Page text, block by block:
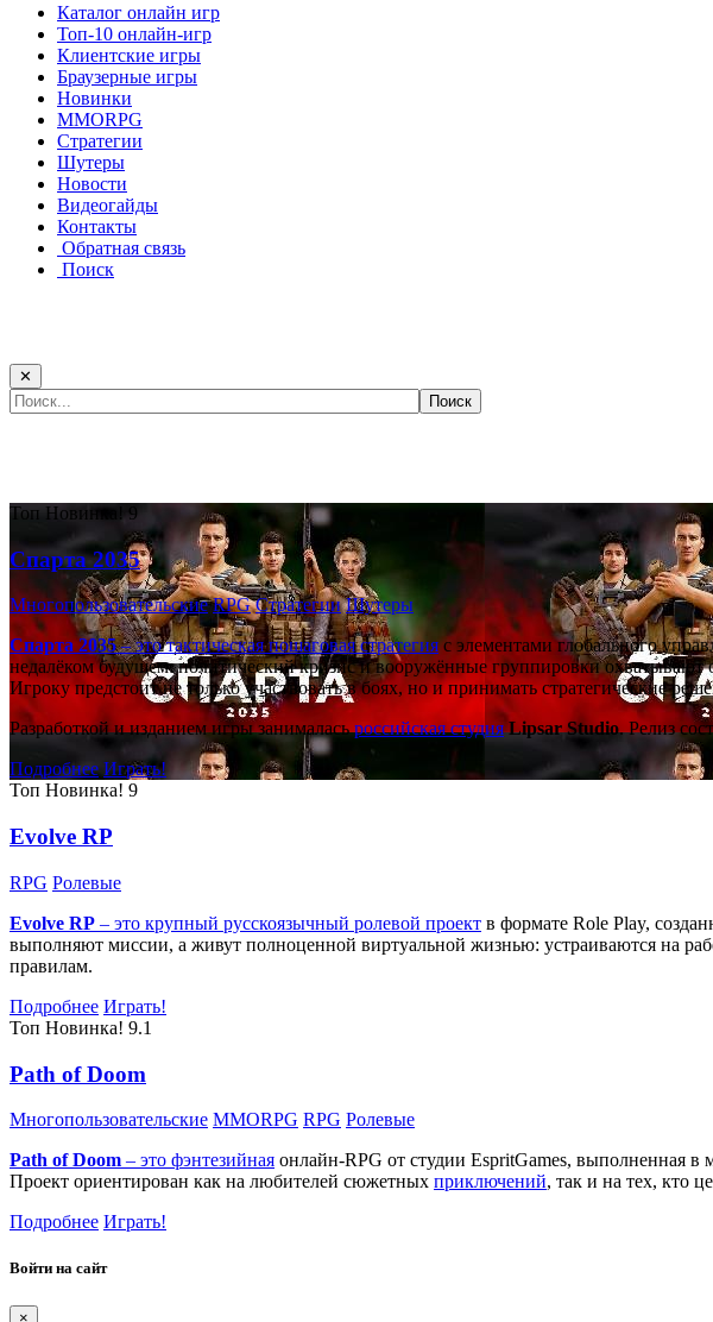
Каталог онлайн игр
Топ-10 онлайн-игр
Клиентские игры
Браузерные игры
Новинки
MMORPG
Стратегии
Шутеры
Новости
Видеогайды
Контакты
Обратная связь
Поиск
✕
Топ Новинка! 9
Спарта 2035
Многопользовательские RPG Стратегии Шутеры
Спарта 2035– это тактическаяпошаговая стратегияс элементами глобального
недалёком будущем: политический кризис и вооружённые группировки
Игроку предстоит не только участвовать в боях, но и принимать стратегические
Разработкой и изданием игры занималасьроссийская студия Lipsar Studio. Релиз
Подробнее Играть!
Топ Новинка! 9
Evolve RP
RPG Ролевые
Evolve RP – это крупный русскоязычный ролевой проект в формате Role Play,
выполняют миссии, а живут полноценной виртуальной жизнью: устраиваются на
правилам.
Подробнее Играть!
Топ Новинка! 9.1
Path of Doom
Многопользовательские MMORPG RPG Ролевые
Path of Doom – это фэнтезийная онлайн-RPG от студии EspritGames, выполненная в
Проект ориентирован как на любителей сюжетных приключений, так и на тех, кто
Подробнее Играть!
Войти на сайт
×